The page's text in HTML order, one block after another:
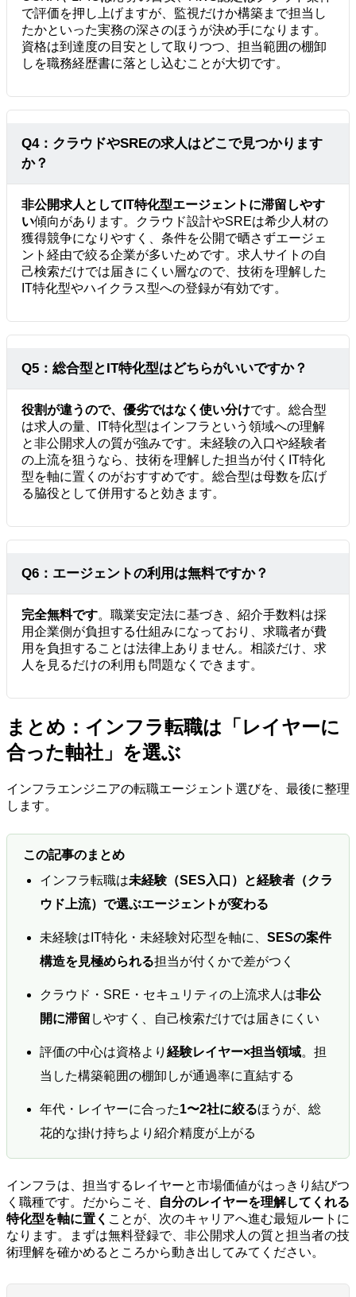
で評価を押し上げますが、監視だけか構築まで担当し
たかといった実務の深さのほうが決め手になります。
資格は到達度の目安として取りつつ、担当範囲の棚卸
しを職務経歴書に落とし込むことが大切です。
Q4：クラウドやSREの求人はどこで見つかります
か？
非公開求人としてIT特化型エージェントに滞留しやす
い傾向があります。クラウド設計やSREは希少人材の
獲得競争になりやすく、条件を公開で晒さずエージェ
ント経由で絞る企業が多いためです。求人サイトの自
己検索だけでは届きにくい層なので、技術を理解した
IT特化型やハイクラス型への登録が有効です。
Q5：総合型とIT特化型はどちらがいいですか？
役割が違うので、優劣ではなく使い分けです。総合型
は求人の量、IT特化型はインフラという領域への理解
と非公開求人の質が強みです。未経験の入口や経験者
の上流を狙うなら、技術を理解した担当が付くIT特化
型を軸に置くのがおすすめです。総合型は母数を広げ
る脇役として併用すると効きます。
Q6：エージェントの利用は無料ですか？
完全無料です。職業安定法に基づき、紹介手数料は採
用企業側が負担する仕組みになっており、求職者が費
用を負担することは法律上ありません。相談だけ、求
人を見るだけの利用も問題なくできます。
まとめ：インフラ転職は「レイヤーに
合った軸社」を選ぶ
インフラエンジニアの転職エージェント選びを、最後に整理
します。
この記事のまとめ
インフラ転職は未経験（SES入口）と経験者（クラ
ウド上流）で選ぶエージェントが変わる
未経験はIT特化・未経験対応型を軸に、 SESの案件
構造を見極められる担当が付くかで差がつく
クラウド・SRE・セキュリティの上流求人は非公
開に滞留 しやすく、自己検索だけでは届きにくい
評価の中心は資格より 経験レイヤー×担当領域。担
当した構築範囲の棚卸しが通過率に直結する
年代・レイヤーに合った1〜2社に絞るほうが、総
花的な掛け持ちより紹介精度が上がる
インフラは、担当するレイヤーと市場価値がはっきり結びつ
く職種です。だからこそ、
自分のレイヤーを理解してくれる
特化型を軸に置く ことが、次のキャリアへ進む最短ルートに
なります。まずは無料登録で、非公開求人の質と担当者の技
術理解を確かめるところから動き出してみてください。